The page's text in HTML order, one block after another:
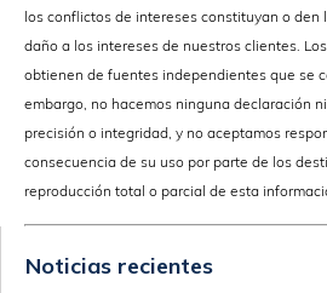
los conflictos de intereses constituyan o den
daño a los intereses de nuestros clientes.
obtienen de fuentes independientes que se
embargo, no hacemos ninguna declaración
precisión o integridad, y no aceptamos
consecuencia de su uso por parte de los
reproducción total o parcial de esta
Noticias recientes